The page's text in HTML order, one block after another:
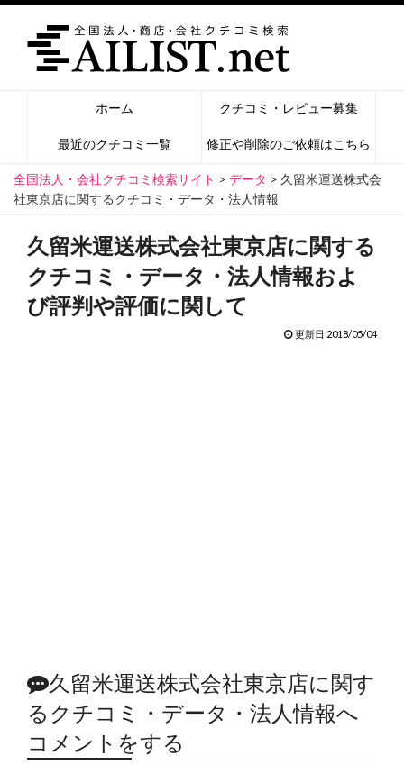
ホーム クチコミ・レビュー募集
最近のクチコミ一覧 修正や削除のご依頼はこちら
全国法人・会社クチコミ検索サイト > データ > 久留米運送株式会
社東京店に関するクチコミ・データ・法人情報
久留米運送株式会社東京店に関する
クチコミ・データ・法人情報およ
び評判や評価に関して
更新日 2018/05/04
久留米運送株式会社東京店に関す
るクチコミ・データ・法人情報へ
コメントをする